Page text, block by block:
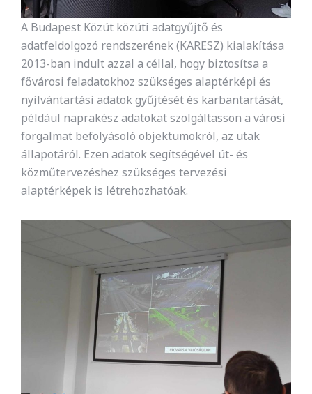
A Budapest Közút közúti adatgyűjtő és
adatfeldolgozó rendszerének (KARESZ) kialakítása
2013-ban indult azzal a céllal, hogy biztosítsa a
fővárosi feladatokhoz szükséges alaptérképi és
nyilvántartási adatok gyűjtését és karbantartását,
például naprakész adatokat szolgáltasson a városi
forgalmat befolyásoló objektumokról, az utak
állapotáról. Ezen adatok segítségével út- és
közműtervezéshez szükséges tervezési
alaptérképek is létrehozhatóak.